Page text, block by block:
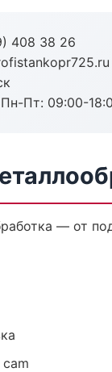
408 38 26
Пн-Пт: 09:00-
— от